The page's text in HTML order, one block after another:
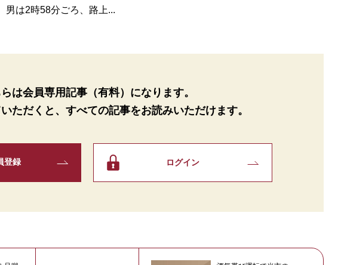
は2時58分ごろ、路上...
は会員専用記事（有料）になります。
ただくと、 すべての記事をお読みいただけます。
登録 ログイン